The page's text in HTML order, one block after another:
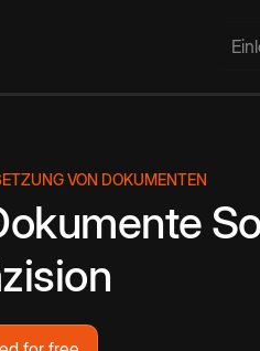
VON DOKUMENTEN